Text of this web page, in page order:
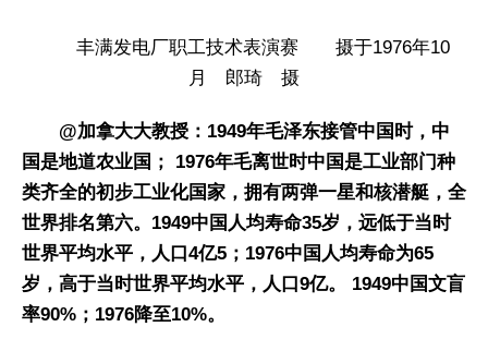
丰满发电厂职工技术表演赛 摄于1976年10
月 郎琦 摄
@加拿大大教授：1949年毛泽东接管中国时，中
国是地道农业国； 1976年毛离世时中国是工业部门种
类齐全的初步工业化国家，拥有两弹一星和核潜艇，全
世界排名第六。1949中国人均寿命35岁，远低于当时
世界平均水平，人口4亿5；1976中国人均寿命为65
岁，高于当时世界平均水平，人口9亿。 1949中国文盲
率90%；1976降至10%。